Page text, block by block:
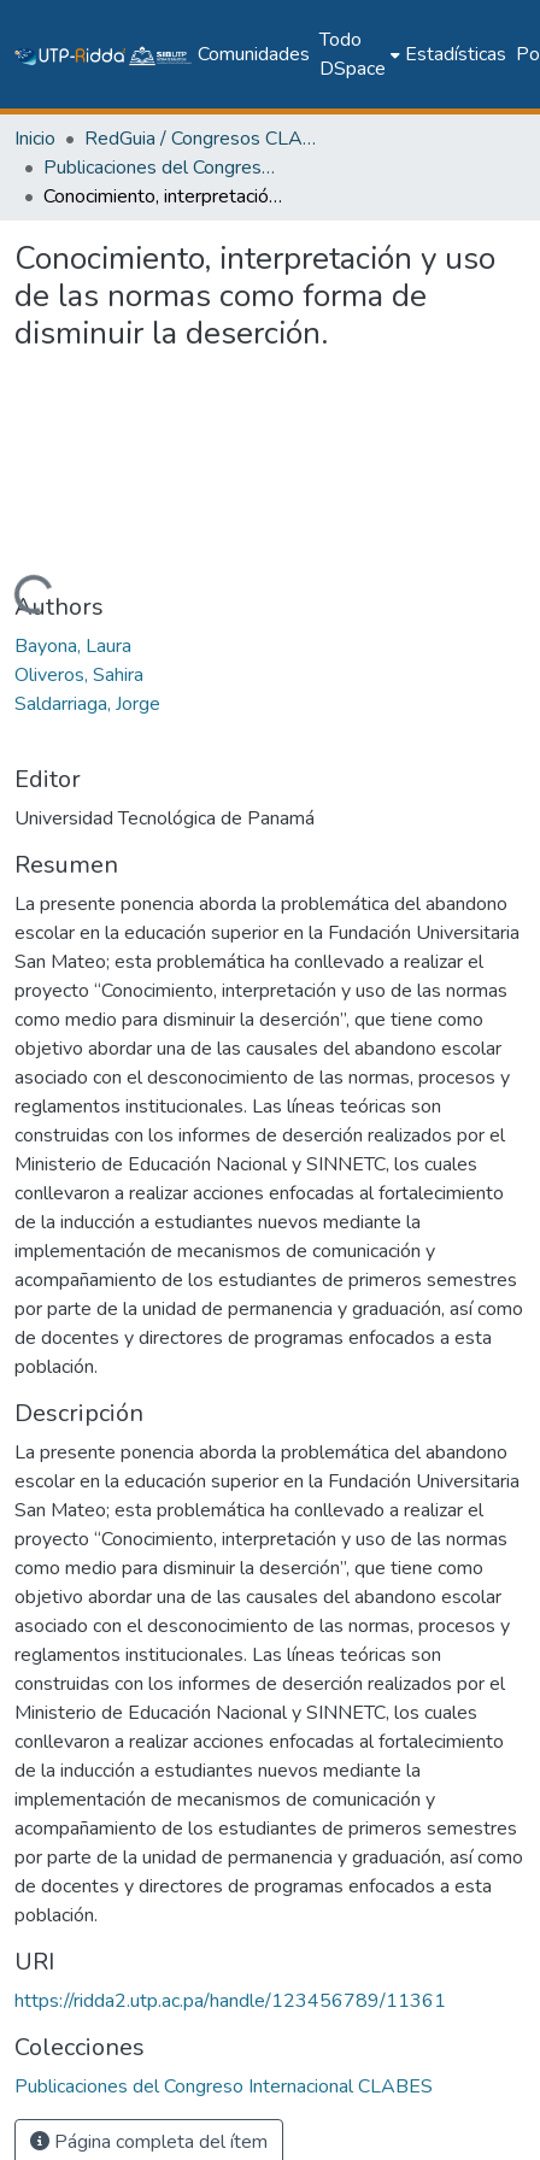
Comunidades
Todo
DSpace
Estadísticas
Inicio
RedGuia / Congresos CLABES
Publicaciones del Congreso Internacional CLABES
Conocimiento, interpretación y uso de las normas como forma de disminuir la deserción.
Conocimiento, interpretación y uso
de las normas como forma de
disminuir la deserción.
Cargando...
Authors
Bayona, Laura
Oliveros, Sahira
Saldarriaga, Jorge
Editor
Universidad Tecnológica de Panamá
Resumen
La presente ponencia aborda la problemática del abandono
escolar en la educación superior en la Fundación Universitaria
San Mateo; esta problemática ha conllevado a realizar el
proyecto “Conocimiento, interpretación y uso de las normas
como medio para disminuir la deserción”, que tiene como
objetivo abordar una de las causales del abandono escolar
asociado con el desconocimiento de las normas, procesos y
reglamentos institucionales. Las líneas teóricas son
construidas con los informes de deserción realizados por el
Ministerio de Educación Nacional y SINNETC, los cuales
conllevaron a realizar acciones enfocadas al fortalecimiento
de la inducción a estudiantes nuevos mediante la
implementación de mecanismos de comunicación y
acompañamiento de los estudiantes de primeros semestres
por parte de la unidad de permanencia y graduación, así como
de docentes y directores de programas enfocados a esta
población.
Descripción
La presente ponencia aborda la problemática del abandono
escolar en la educación superior en la Fundación Universitaria
San Mateo; esta problemática ha conllevado a realizar el
proyecto “Conocimiento, interpretación y uso de las normas
como medio para disminuir la deserción”, que tiene como
objetivo abordar una de las causales del abandono escolar
asociado con el desconocimiento de las normas, procesos y
reglamentos institucionales. Las líneas teóricas son
construidas con los informes de deserción realizados por el
Ministerio de Educación Nacional y SINNETC, los cuales
conllevaron a realizar acciones enfocadas al fortalecimiento
de la inducción a estudiantes nuevos mediante la
implementación de mecanismos de comunicación y
acompañamiento de los estudiantes de primeros semestres
por parte de la unidad de permanencia y graduación, así como
de docentes y directores de programas enfocados a esta
población.
URI
https://ridda2.utp.ac.pa/handle/123456789/11361
Colecciones
Publicaciones del Congreso Internacional CLABES
Página completa del ítem